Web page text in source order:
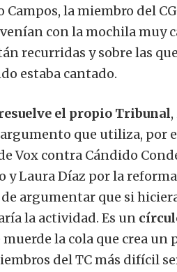
la miembro del
con la mochila muy
recurridas y sobre las
estaba cantado.
el propio Tribunal
que utiliza, por
Vox contra Cándido
y Laura Díaz por la
argumentar que si
la actividad. Es un
la cola que crea un
del TC más difícil